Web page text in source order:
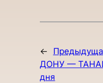
←
ДОНУ —
дня